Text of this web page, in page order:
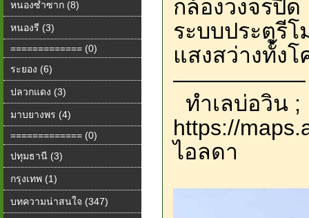
หนองซ้ำซาก (8)
หนองรี (3)
============= (0)
ระยอง (6)
ปลวกแดง (3)
มาบยางพร (4)
============= (0)
ปทุมธานี (3)
กรุงเทพ (1)
บทความน่าสนใจ (347)
กล้องวงจรปิด
ระบบประตูรีโ
แสงสว่างทั้งโ
——————
ทำเลบ่อวิน ;
https://
ไอลดา